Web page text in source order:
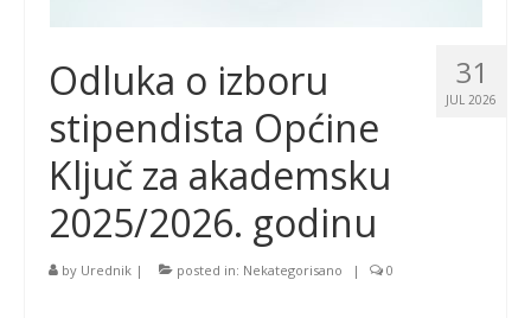
31
JUL 2026
Odluka o izboru
stipendista Općine
Ključ za akademsku
2025/2026. godinu
by Urednik | posted in: Nekategorisano | 0